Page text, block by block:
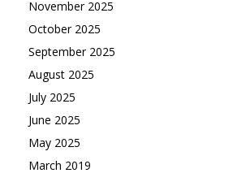
November 2025
October 2025
September 2025
August 2025
July 2025
June 2025
May 2025
March 2019